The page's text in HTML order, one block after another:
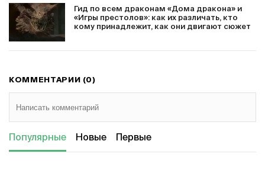
Гид по всем драконам «Дома дракона» и
«Игры престолов»: как их различать, кто
кому принадлежит, как они двигают сюжет
КОММЕНТАРИИ (0)
Популярные Новые Первые